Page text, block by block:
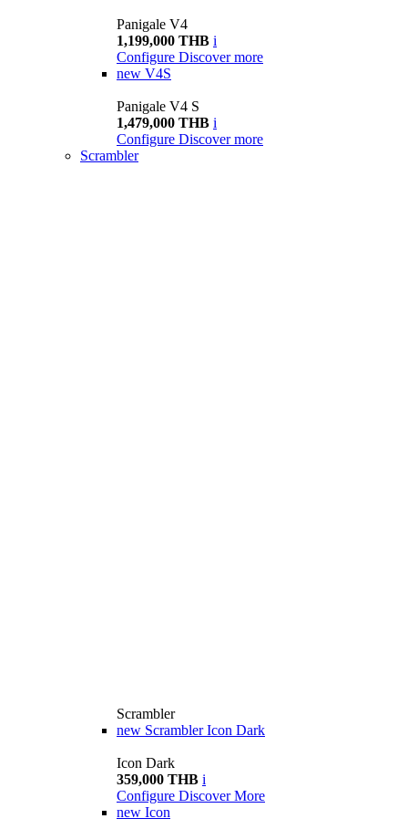
Panigale V4
1,199,000 THB i
Configure Discover more
new V4S
Panigale V4 S
1,479,000 THB i
Configure Discover more
Scrambler
Scrambler
new Scrambler Icon Dark
Icon Dark
359,000 THB i
Configure Discover More
new Icon